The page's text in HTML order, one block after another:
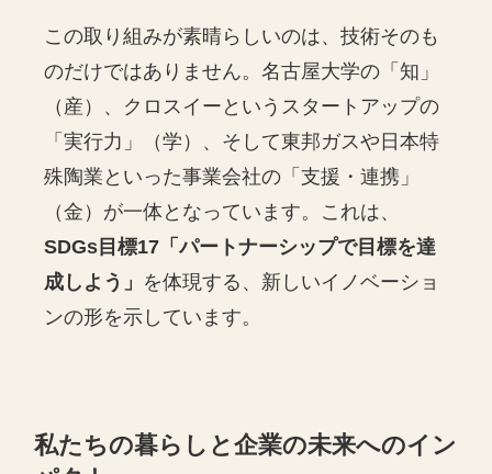
この取り組みが素晴らしいのは、技術そのも
のだけではありません。名古屋大学の「知」
（産）、クロスイーというスタートアップの
「実行力」（学）、そして東邦ガスや日本特
殊陶業といった事業会社の「支援・連携」
（金）が一体となっています。これは、
SDGs目標17「パートナーシップで目標を達
成しよう」 を体現する、新しいイノベーショ
ンの形を示しています。
私たちの暮らしと企業の未来へのイン